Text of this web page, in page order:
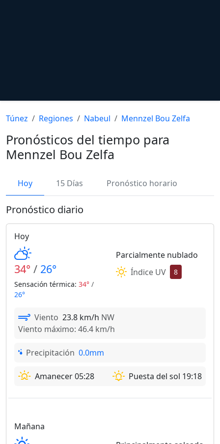
Túnez Regiones Nabeul Mennzel Bou Zelfa
Pronósticos del tiempo para
Mennzel Bou Zelfa
Hoy 15 Días Pronóstico horario
Pronóstico diario
Hoy
34° / 26°
Sensación térmica: 34° /
26°
Parcialmente nublado
Índice UV
8
Viento 23.8 km/h NW
Viento máximo: 46.4 km/h
Precipitación 0.0mm
Amanecer 05:28 Puesta del sol 19:18
Mañana